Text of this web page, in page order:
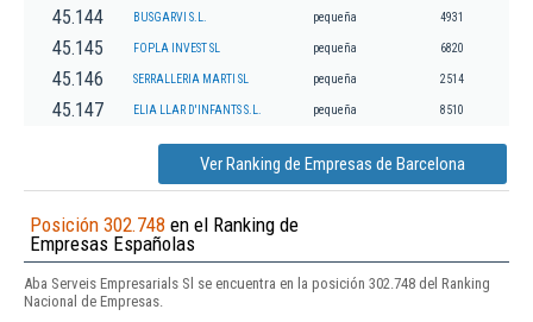
45.144 BUSGARVI S.L. pequeña 4931
45.145 FOPLA INVEST SL pequeña 6820
45.146 SERRALLERIA MARTI SL pequeña 2514
45.147 ELIA LLAR D'INFANTS S.L. pequeña 8510
Ver Ranking de Empresas de Barcelona
Posición 302.748 en el Ranking de
Empresas Españolas
Aba Serveis Empresarials Sl se encuentra en la posición 302.748 del Ranking
Nacional de Empresas.